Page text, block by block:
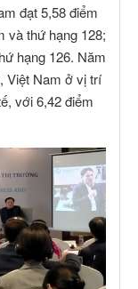
đạt 5,58 điểm
và thứ hạng 128;
hạng 126. Năm
Việt Nam ở vị trí
với 6,42 điểm